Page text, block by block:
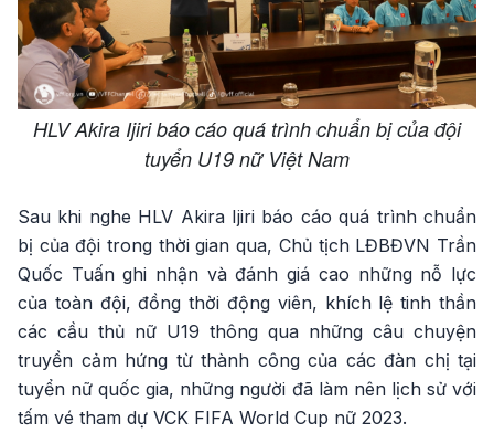
HLV Akira Ijiri báo cáo quá trình chuẩn bị của đội
tuyển U19 nữ Việt Nam
Sau khi nghe HLV Akira Ijiri báo cáo quá trình chuẩn
bị của đội trong thời gian qua, Chủ tịch LĐBĐVN Trần
Quốc Tuấn ghi nhận và đánh giá cao những nỗ lực
của toàn đội, đồng thời động viên, khích lệ tinh thần
các cầu thủ nữ U19 thông qua những câu chuyện
truyền cảm hứng từ thành công của các đàn chị tại
tuyển nữ quốc gia, những người đã làm nên lịch sử với
tấm vé tham dự VCK FIFA World Cup nữ 2023.